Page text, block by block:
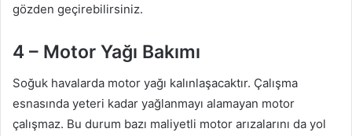
gözden geçirebilirsiniz.
4 – Motor Yağı Bakımı
Soğuk havalarda motor yağı kalınlaşacaktır. Çalışma
esnasında yeteri kadar yağlanmayı alamayan motor
çalışmaz. Bu durum bazı maliyetli motor arızalarını da yol